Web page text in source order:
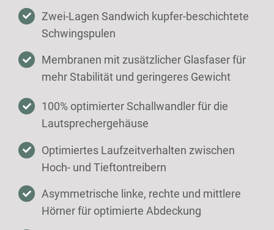
Zwei-Lagen Sandwich kupfer-beschichtete
Schwingspulen
Membranen mit zusätzlicher Glasfaser für
mehr Stabilität und geringeres Gewicht
100% optimierter Schallwandler für die
Lautsprechergehäuse
Optimiertes Laufzeitverhalten zwischen
Hoch- und Tieftontreibern
Asymmetrische linke, rechte und mittlere
Hörner für optimierte Abdeckung